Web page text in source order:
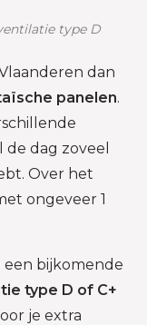
type D
dan
panelen.
dag zoveel
Over het
ongeveer 1
een bijkomende
type D of C+
je extra